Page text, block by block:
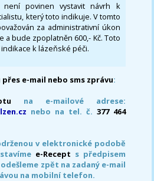
povinen vystavit návrh k
který toto indikuje. V tomto
za administrativní úkon
a bude zpoplatněn 600,- Kč. Toto
k lázeňské péči.
e-mail nebo sms zprávu:
na e-mailové adrese:
nebo na tel. č. 377 464
v elektronické podobě
e-Recept s předpisem
zpět na zadaný e-mail
na mobilní telefon.